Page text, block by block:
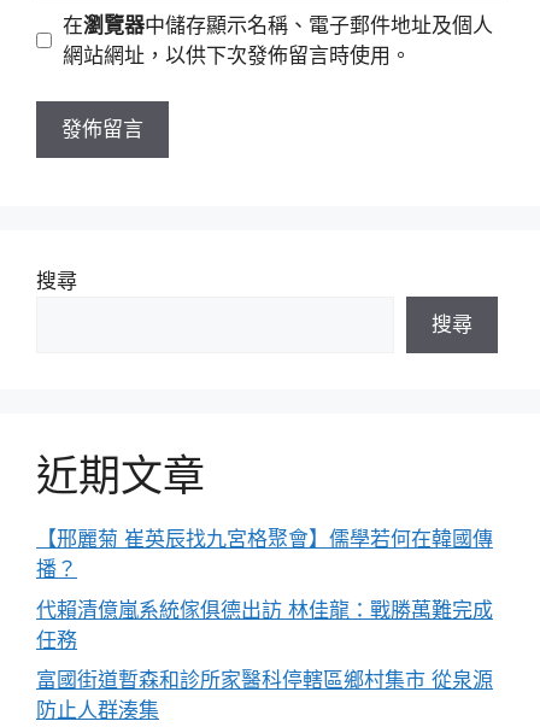
址
站
址
在瀏覽器中儲存顯示名稱、電子郵件地址及個人
網站網址，以供下次發佈留言時使用。
搜尋
搜尋
近期文章
【邢麗菊 崔英辰找九宮格聚會】儒學若何在韓國傳
播？
代賴清億嵐系統傢俱德出訪 林佳龍：戰勝萬難完成
任務
富國街道暫森和診所家醫科停轄區鄉村集市 從泉源
防止人群湊集